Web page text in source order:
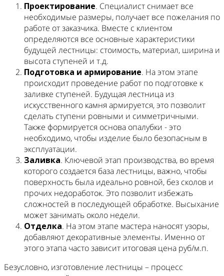
Проектирование. Специалист снимает все
необходимые размеры, получает все пожелания по
работе от заказчика. Вместе с клиентом
определяются все основные характеристики
будущей лестницы: стоимость, материал, ширина и
высота ступеней и т.д.
Подготовка и армирование. На этом этапе
происходит проведение работ по подготовке к
заливке ступеней. Будущая лестница из
искусственного камня армируется, это позволит
сделать ступени ровными и симметричными.
Также формируется основа опалубки - это
необходимо, чтобы изделие было безопасным в
эксплуатации.
Заливка. Ключевой этап производства, во время
которого создается база лестницы, важно, чтобы
поверхность была идеально ровной, без сколов и
прочих недоработок. Это позволит избежать
сложностей в последующей обработке. Высыхание
может занимать около недели.
Отделка. На этом этапе мастера наносят узоры,
добавляют декоративные элементы. Именно от
этого этапа часто зависит итоговая цена руб/м.п.
Безусловно, изготовление лестницы – процесс